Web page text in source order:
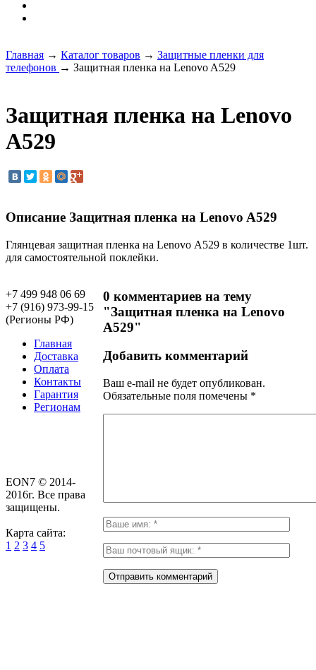
Главная → Каталог товаров → Защитные пленки для
телефонов → Защитная пленка на Lenovo A529
Защитная пленка на Lenovo
A529
Описание Защитная пленка на Lenovo A529
Глянцевая защитная пленка на Lenovo A529 в количестве 1шт.
для самостоятельной поклейки.
0 комментариев на тему
"Защитная пленка на Lenovo
A529"
Добавить комментарий
Ваш e-mail не будет опубликован.
Обязательные поля помечены *
+7 499 948 06 69
+7 (916) 973-99-15
(Регионы РФ)
Главная
Доставка
Оплата
Контакты
Гарантия
Регионам
EON7 © 2014-
2016г. Все права
защищены.
Карта сайта:
1 2 3 4 5